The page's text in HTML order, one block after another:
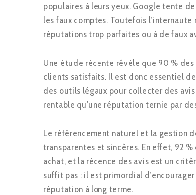
populaires à leurs yeux. Google tente
les faux comptes. Toutefois
réputations trop parfaites ou à de faux
Une étude récente révèle que 90 %
clients satisfaits. Il est donc essentiel
des outils légaux pour collecter des
rentable qu’une réputation ternie par
Le référencement naturel et la gestion
transparentes et sincères. En effet, 92
achat, et la récence des avis est un
suffit pas : il est primordial
réputation à long terme.